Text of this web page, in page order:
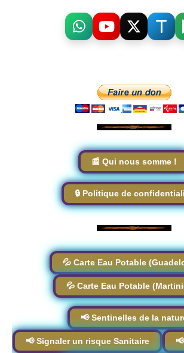
📰 Qui nous somme !
🔒 Politique de
💦 Carte Eau Potable
💦 Carte Eau Potable
📢 Sentinelles de la
📢 Signaler un risque Sanitaire